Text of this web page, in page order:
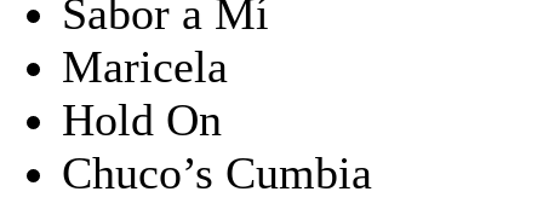
Sabor a Mí
Maricela
Hold On
Chuco’s Cumbia